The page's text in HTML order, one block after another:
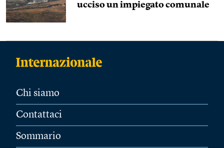
ucciso un impiegato comunale
Chi siamo
Contattaci
Sommario